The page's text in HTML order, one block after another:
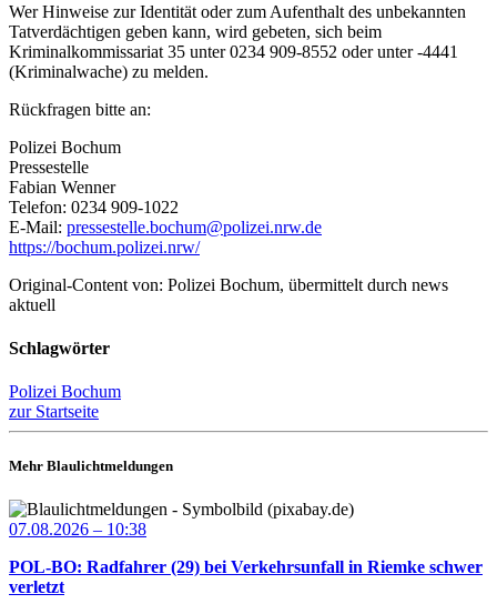
Wer Hinweise zur Identität oder zum Aufenthalt des unbekannten
Tatverdächtigen geben kann, wird gebeten, sich beim
Kriminalkommissariat 35 unter 0234 909-8552 oder unter -4441
(Kriminalwache) zu melden.
Rückfragen bitte an:
Polizei Bochum
Pressestelle
Fabian Wenner
Telefon: 0234 909-1022
E-Mail: pressestelle.bochum@polizei.nrw.de
https://bochum.polizei.nrw/
Original-Content von: Polizei Bochum, übermittelt durch news
aktuell
Schlagwörter
Polizei Bochum
zur Startseite
Mehr Blaulichtmeldungen
07.08.2026 – 10:38
POL-BO: Radfahrer (29) bei Verkehrsunfall in Riemke schwer
verletzt